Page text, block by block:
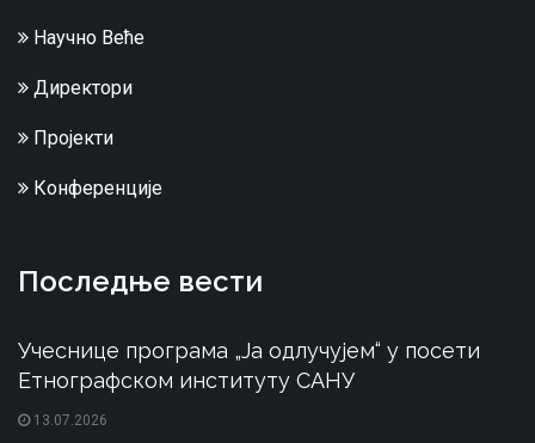
Научно Веће
Директори
Пројекти
Конференције
Последње вести
Учеснице програма „Ја одлучујем“ у посети
Етнографском институту САНУ
13.07.2026